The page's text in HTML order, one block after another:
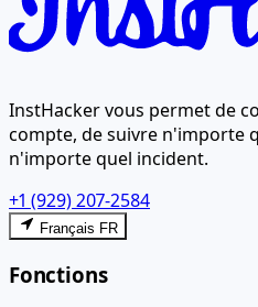
InstHacker vous permet de
compte, de suivre n'importe
n'importe quel incident.
+1 (929) 207-2584
Français FR
Fonctions